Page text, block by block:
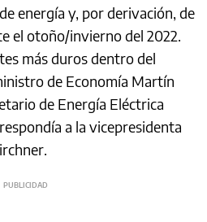
energía y, por derivación, de
el otoño/invierno del 2022.
más duros dentro del
de Economía Martín
de Energía Eléctrica
a la vicepresidenta